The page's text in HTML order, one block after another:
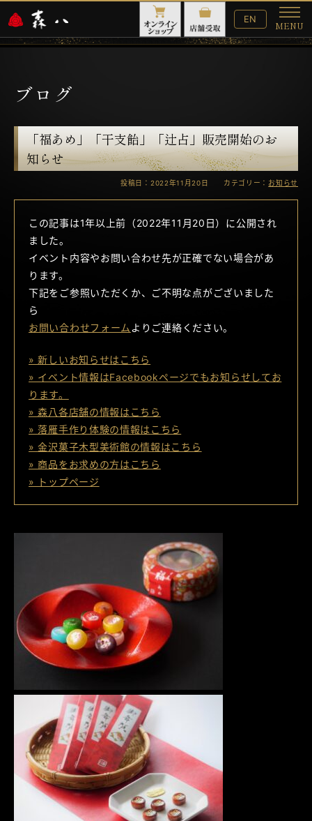
English
Website
EN
MENU
メ
ニ
ブログ
「福あめ」「干支飴」「辻占」販売開始のお
知らせ
投稿日：2022年11月20日 カテゴリー： お知らせ
この記事は1年以上前（2022年11月20日）に公開され
ました。
イベント内容やお問い合わせ先が正確でない場合があ
ります。
下記をご参照いただくか、ご不明な点がございました
ら
お問い合わせフォームよりご連絡ください。
» 新しいお知らせはこちら
» イベント情報はFacebookページでもお知らせしてお
ります。
» 森八各店舗の情報はこちら
» 落雁手作り体験の情報はこちら
» 金沢菓子木型美術館の情報はこちら
» 商品をお求めの方はこちら
» トップページ